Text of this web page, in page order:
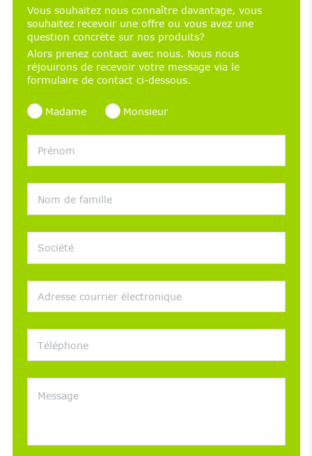
Vous souhaitez nous connaître davantage, vous
souhaitez recevoir une offre ou vous avez une
question concrète sur nos produits?
Alors prenez contact avec nous. Nous nous
réjouirons de recevoir votre message via le
formulaire de contact ci-dessous.
Madame Monsieur